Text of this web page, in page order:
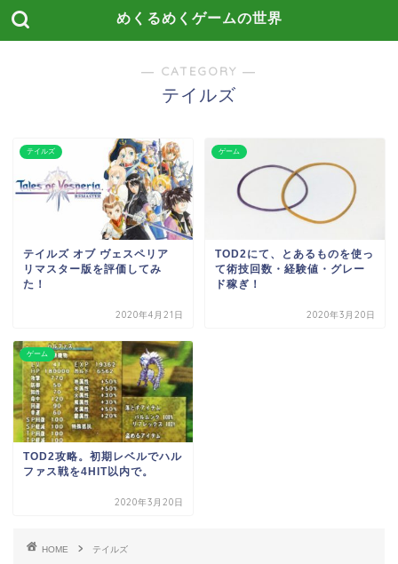
めくるめくゲームの世界
― CATEGORY ―
テイルズ
テイルズ
テイルズ オブ ヴェスペリア
リマスター版を評価してみ
た！
2020年4月21日
ゲーム
TOD2にて、とあるものを使っ
て術技回数・経験値・グレー
ド稼ぎ！
2020年3月20日
ゲーム
TOD2攻略。初期レベルでハル
ファス戦を4HIT以内で。
2020年3月20日
HOME テイルズ